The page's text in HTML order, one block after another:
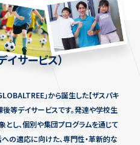
イサービス）
」から誕生した【ザスパキ
後等デイサービスです。発達や学校生
し、個別や集団プログラムを通じて
の適応に向けた、専門性・革新的な